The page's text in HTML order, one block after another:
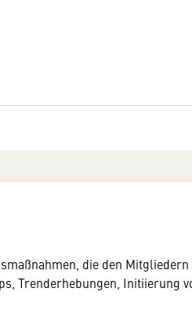
die den Mitgliedern
Trenderhebungen, Initiierung